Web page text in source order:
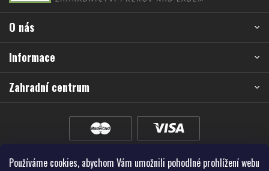
Používáme cookies, abychom Vám umožnili pohodlné prohlížení webu
a
í
O nás
Informace
Zahradní centrum